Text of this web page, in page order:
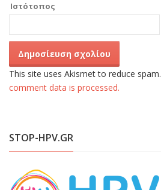
Ιστότοπος
This site uses Akismet to reduce spam.
comment data is processed.
STOP-HPV.GR